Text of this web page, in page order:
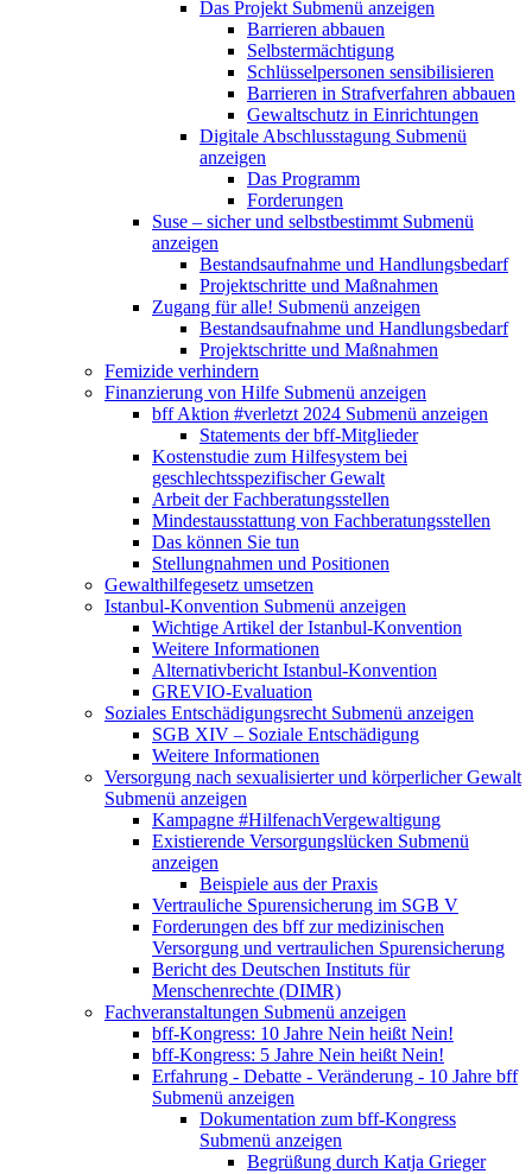
Das Projekt Submenü anzeigen
Barrieren abbauen
Selbstermächtigung
Schlüsselpersonen sensibilisieren
Barrieren in Strafverfahren abbauen
Gewaltschutz in Einrichtungen
Digitale Abschlusstagung Submenü
anzeigen
Das Programm
Forderungen
Suse – sicher und selbstbestimmt Submenü
anzeigen
Bestandsaufnahme und Handlungsbedarf
Projektschritte und Maßnahmen
Zugang für alle! Submenü anzeigen
Bestandsaufnahme und Handlungsbedarf
Projektschritte und Maßnahmen
Femizide verhindern
Finanzierung von Hilfe Submenü anzeigen
bff Aktion #verletzt 2024 Submenü anzeigen
Statements der bff-Mitglieder
Kostenstudie zum Hilfesystem bei
geschlechtsspezifischer Gewalt
Arbeit der Fachberatungsstellen
Mindestausstattung von Fachberatungsstellen
Das können Sie tun
Stellungnahmen und Positionen
Gewalthilfegesetz umsetzen
Istanbul-Konvention Submenü anzeigen
Wichtige Artikel der Istanbul-Konvention
Weitere Informationen
Alternativbericht Istanbul-Konvention
GREVIO-Evaluation
Soziales Entschädigungsrecht Submenü anzeigen
SGB XIV – Soziale Entschädigung
Weitere Informationen
Versorgung nach sexualisierter und körperlicher Gewalt
Submenü anzeigen
Kampagne #HilfenachVergewaltigung
Existierende Versorgungslücken Submenü
anzeigen
Beispiele aus der Praxis
Vertrauliche Spurensicherung im SGB V
Forderungen des bff zur medizinischen
Versorgung und vertraulichen Spurensicherung
Bericht des Deutschen Instituts für
Menschenrechte (DIMR)
Fachveranstaltungen Submenü anzeigen
bff-Kongress: 10 Jahre Nein heißt Nein!
bff-Kongress: 5 Jahre Nein heißt Nein!
Erfahrung - Debatte - Veränderung - 10 Jahre bff
Submenü anzeigen
Dokumentation zum bff-Kongress
Submenü anzeigen
Begrüßung durch Katja Grieger